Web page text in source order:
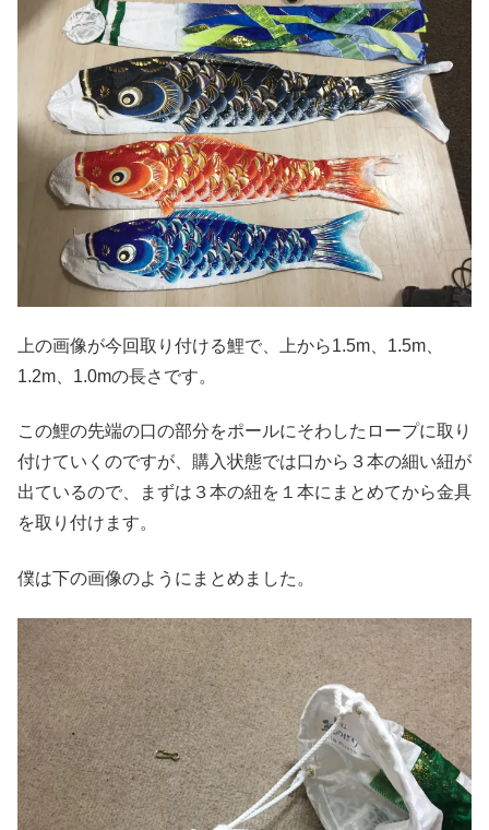
上の画像が今回取り付ける鯉で、上から1.5m、1.5m、
1.2m、1.0mの長さです。
この鯉の先端の口の部分をポールにそわしたロープに取り
付けていくのですが、購入状態では口から３本の細い紐が
出ているので、まずは３本の紐を１本にまとめてから金具
を取り付けます。
僕は下の画像のようにまとめました。